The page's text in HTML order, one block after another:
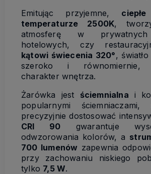
Emitując przyjemne,
temperaturze 2500K,
atmosferę w prywatnych
hotelowych, czy
kątowi świecenia 320°,
szeroko i równomiernie,
charakter wnętrza.
Żarówka jest ściemnialna i
popularnymi
precyzyjnie dostosować
CRI 90 gwarantuje
odwzorowania kolorów, a
700 lumenów zapewnia
przy zachowaniu niskiego
tylko 7,5 W.